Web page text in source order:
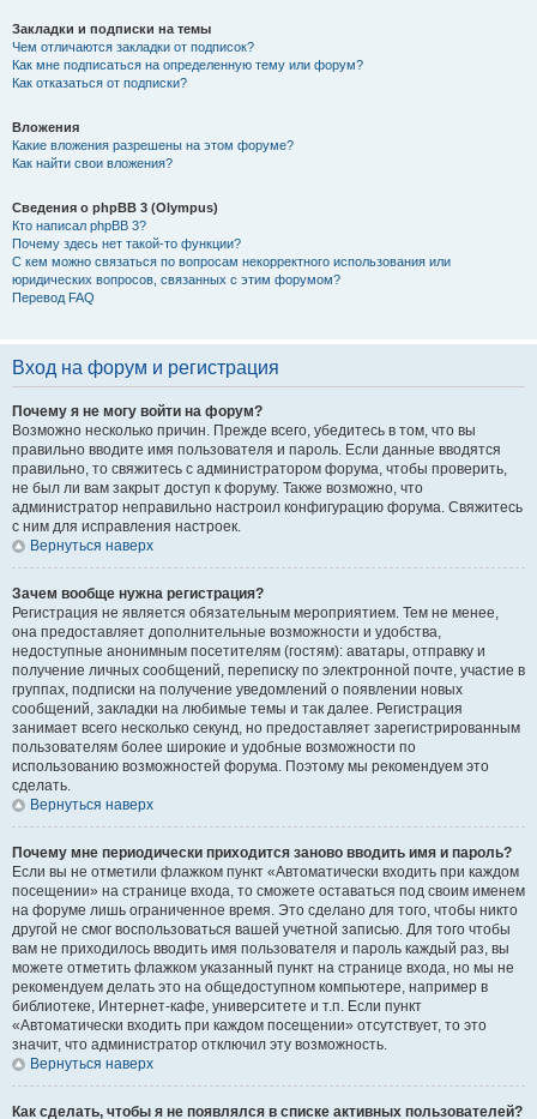
Закладки и подписки на темы
Чем отличаются закладки от подписок?
Как мне подписаться на определенную тему или форум?
Как отказаться от подписки?
Вложения
Какие вложения разрешены на этом форуме?
Как найти свои вложения?
Сведения о phpBB 3 (Olympus)
Кто написал phpBB 3?
Почему здесь нет такой-то функции?
С кем можно связаться по вопросам некорректного использования или
юридических вопросов, связанных с этим форумом?
Перевод FAQ
Вход на форум и регистрация
Почему я не могу войти на форум?
Возможно несколько причин. Прежде всего, убедитесь в том, что вы
правильно вводите имя пользователя и пароль. Если данные вводятся
правильно, то свяжитесь с администратором форума, чтобы проверить,
не был ли вам закрыт доступ к форуму. Также возможно, что
администратор неправильно настроил конфигурацию форума. Свяжитесь
с ним для исправления настроек.
Вернуться наверх
Зачем вообще нужна регистрация?
Регистрация не является обязательным мероприятием. Тем не менее,
она предоставляет дополнительные возможности и удобства,
недоступные анонимным посетителям (гостям): аватары, отправку и
получение личных сообщений, переписку по электронной почте, участие в
группах, подписки на получение уведомлений о появлении новых
сообщений, закладки на любимые темы и так далее. Регистрация
занимает всего несколько секунд, но предоставляет зарегистрированным
пользователям более широкие и удобные возможности по
использованию возможностей форума. Поэтому мы рекомендуем это
сделать.
Вернуться наверх
Почему мне периодически приходится заново вводить имя и пароль?
Если вы не отметили флажком пункт «Автоматически входить при каждом
посещении» на странице входа, то сможете оставаться под своим именем
на форуме лишь ограниченное время. Это сделано для того, чтобы никто
другой не смог воспользоваться вашей учетной записью. Для того чтобы
вам не приходилось вводить имя пользователя и пароль каждый раз, вы
можете отметить флажком указанный пункт на странице входа, но мы не
рекомендуем делать это на общедоступном компьютере, например в
библиотеке, Интернет-кафе, университете и т.п. Если пункт
«Автоматически входить при каждом посещении» отсутствует, то это
значит, что администратор отключил эту возможность.
Вернуться наверх
Как сделать, чтобы я не появлялся в списке активных пользователей?